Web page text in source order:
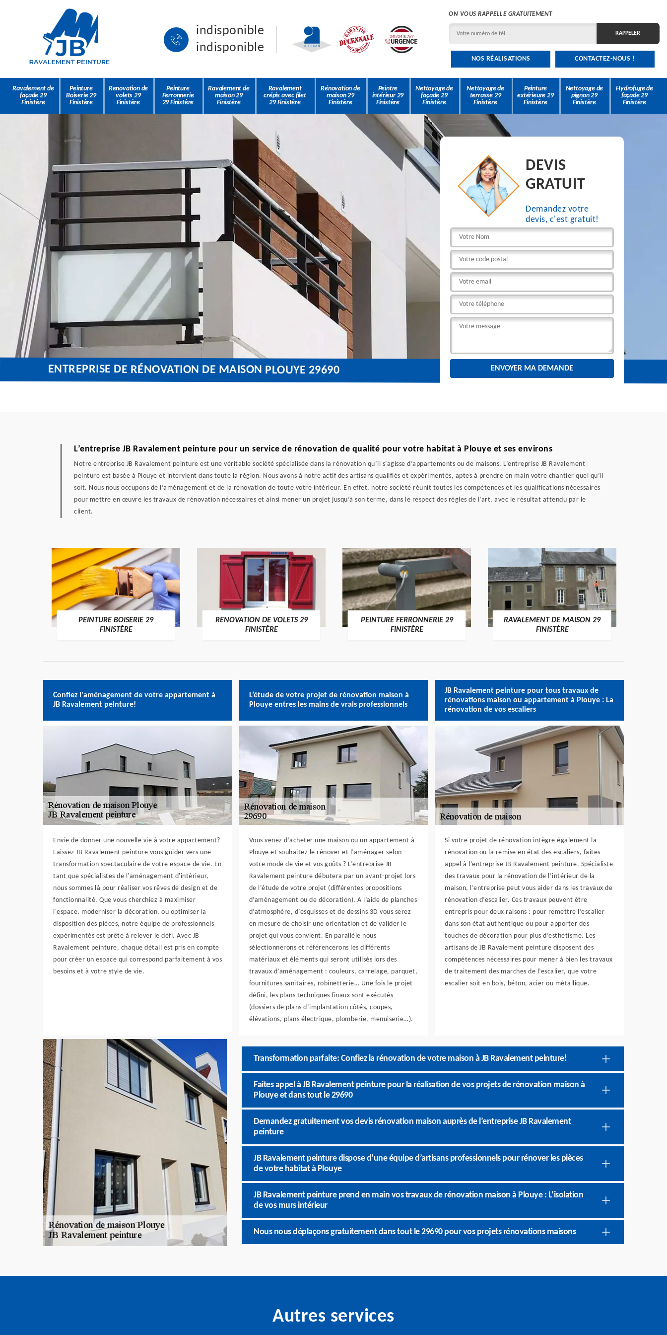
indisponible
indisponible
ON VOUS RAPPELLE GRATUITEMENT
NOS RÉALISATIONS CONTACTEZ-NOUS !
Ravalement de
façade 29
Finistère
Peinture
Boiserie 29
Finistère
Renovation de
volets 29
Finistère
Peinture
Ferronnerie
29 Finistère
Ravalement de
maison 29
Finistère
Ravalement
crépis avec filet
29 Finistère
Rénovation de
maison 29
Finistère
Peintre
intérieur 29
Finistère
Nettoyage de
façade 29
Finistère
Nettoyage de
terrasse 29
Finistère
Peinture
extérieure 29
Finistère
Nettoyage de
pignon 29
Finistère
Hydrofuge de
façade 29
Finistère
DEVIS
GRATUIT
Demandez votre
devis, c'est gratuit!
ENTREPRISE DE RÉNOVATION DE MAISON PLOUYE 29690
L’entreprise JB Ravalement peinture pour un service de rénovation de qualité pour votre habitat à Plouye et ses environs
Notre entreprise JB Ravalement peinture est une véritable société spécialisée dans la rénovation qu’il s’agisse d’appartements ou de maisons. L’entreprise JB Ravalement
peinture est basée à Plouye et intervient dans toute la région. Nous avons à notre actif des artisans qualifiés et expérimentés, aptes à prendre en main votre chantier quel qu’il
soit. Nous nous occupons de l’aménagement et de la rénovation de toute votre intérieur. En effet, notre société réunit toutes les compétences et les qualifications nécessaires
pour mettre en œuvre les travaux de rénovation nécessaires et ainsi mener un projet jusqu’à son terme, dans le respect des règles de l’art, avec le résultat attendu par le
client.
PEINTURE BOISERIE 29
FINISTÈRE
RENOVATION DE VOLETS 29
FINISTÈRE
PEINTURE FERRONNERIE 29
FINISTÈRE
RAVALEMENT DE MAISON 29
FINISTÈRE
Confiez l'aménagement de votre appartement à
JB Ravalement peinture!
Envie de donner une nouvelle vie à votre appartement?
Laissez JB Ravalement peinture vous guider vers une
transformation spectaculaire de votre espace de vie. En
tant que spécialistes de l'aménagement d'intérieur,
nous sommes là pour réaliser vos rêves de design et de
fonctionnalité. Que vous cherchiez à maximiser
l'espace, moderniser la décoration, ou optimiser la
disposition des pièces, notre équipe de professionnels
expérimentés est prête à relever le défi. Avec JB
Ravalement peinture, chaque détail est pris en compte
pour créer un espace qui correspond parfaitement à vos
besoins et à votre style de vie.
L’étude de votre projet de rénovation maison à
Plouye entres les mains de vrais professionnels
Vous venez d’acheter une maison ou un appartement à
Plouye et souhaitez le rénover et l’aménager selon
votre mode de vie et vos goûts ? L’entreprise JB
Ravalement peinture débutera par un avant-projet lors
de l’étude de votre projet (différentes propositions
d’aménagement ou de décoration). A l’aide de planches
d’atmosphère, d’esquisses et de dessins 3D vous serez
en mesure de choisir une orientation et de valider le
projet qui vous convient. En parallèle nous
sélectionnerons et référencerons les différents
matériaux et éléments qui seront utilisés lors des
travaux d’aménagement : couleurs, carrelage, parquet,
fournitures sanitaires, robinetterie… Une fois le projet
défini, les plans techniques finaux sont exécutés
(dossiers de plans d’implantation côtés, coupes,
élévations, plans électrique, plomberie, menuiserie…).
JB Ravalement peinture pour tous travaux de
rénovations maison ou appartement à Plouye : La
rénovation de vos escaliers
Si votre projet de rénovation intègre également la
rénovation ou la remise en état des escaliers, faites
appel à l’entreprise JB Ravalement peinture. Spécialiste
des travaux pour la rénovation de l’intérieur de la
maison, l’entreprise peut vous aider dans les travaux de
rénovation d’escalier. Ces travaux peuvent être
entrepris pour deux raisons : pour remettre l’escalier
dans son état authentique ou pour apporter des
touches de décoration pour plus d’esthétisme. Les
artisans de JB Ravalement peinture disposent des
compétences nécessaires pour mener à bien les travaux
de traitement des marches de l’escalier, que votre
escalier soit en bois, béton, acier ou métallique.
Transformation parfaite: Confiez la rénovation de votre maison à JB Ravalement peinture!
Faites appel à JB Ravalement peinture pour la réalisation de vos projets de rénovation maison à
Plouye et dans tout le 29690
Demandez gratuitement vos devis rénovation maison auprès de l’entreprise JB Ravalement
peinture
JB Ravalement peinture dispose d’une équipe d’artisans professionnels pour rénover les pièces
de votre habitat à Plouye
JB Ravalement peinture prend en main vos travaux de rénovation maison à Plouye : L’isolation
de vos murs intérieur
Nous nous déplaçons gratuitement dans tout le 29690 pour vos projets rénovations maisons
Autres services